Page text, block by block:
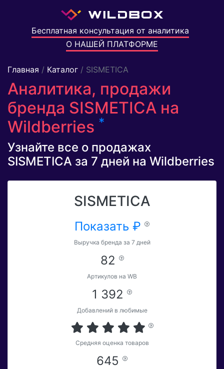
Бесплатная консультация от аналитика
О НАШЕЙ ПЛАТФОРМЕ
Главная / Каталог / SISMETICA
Аналитика, продажи
бренда SISMETICA на
Wildberries *
Узнайте все о продажах
SISMETICA за 7 дней на Wildberries
SISMETICA
Показать ₽
Выручка бренда за 7 дней
82
Артикулов на WB
1 392
Добавлений в любимые
Средняя оценка товаров
645